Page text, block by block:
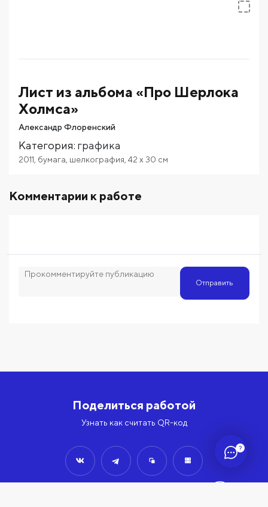
?
Лист из альбома «Про Шерлока
Холмса»
Александр Флоренский
Категория: графика
2011 бумага шелкография 42 x 30 см
Комментарии к работе
Отправить
Поделиться работой
Узнать как считать QR-код